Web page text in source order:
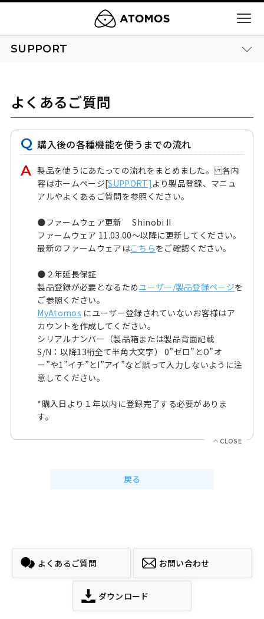
SUPPORT
よくあるご質問
購入後の各種機能を使うまでの流れ
製品を使うにあたっての流れをまとめました。 各内
容はホームページ[SUPPORT] より製品登録、マニュ
アルやよくあるご質問を参照ください。
●ファームウェア更新 Shinobi II
ファームウェア 11.03.00～以降に更新してください。
最新のファームウェアはこちらをご確認ください。
●２年延長保証
製品登録が必要となるためユーザー/製品登録ページを
ご参照ください。
MyAtomos にユーザー登録されていないお客様はア
カウントを作成してください。
シリアルナンバー（製品箱または製品背面記載
S/N：以降13桁全て半角大文字） 0”ゼロ”とO”オ
ー”や1”イチ”とI”アイ”など誤って入力しないように注
意してください。
*購入日より１年以内に登録完了する必要がありま
す。
戻る
よくあるご質問 お問い合わせ
ダウンロード